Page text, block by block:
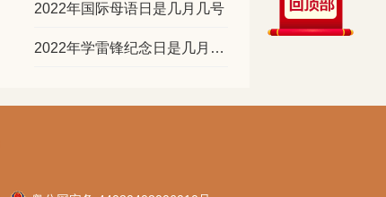
2022年国际母语日是几月几号
2022年学雷锋纪念日是几月几号